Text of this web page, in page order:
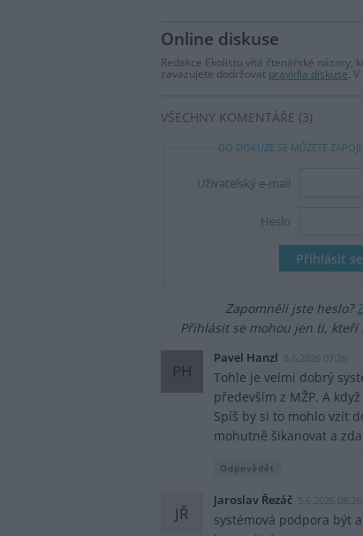
Online diskuse
Redakce Ekolistu vítá čtenářské názory,
zavazujete dodržovat pravidla diskuse.
VŠECHNY KOMENTÁŘE (3)
DO DISKUZE SE MŮŽETE
Uživatelský e-mail
Heslo
Zapomněli jste heslo?
Přihlásit se mohou jen ti, kteří
PH
Pavel Hanzl 5.6.2026 07:26
Tohle je velmi dobrý
především z MŽP. A
Spíš by si to mohlo vzít
mohutně šikanovat a
Odpovědět
JŘ
Jaroslav Řezáč 5.6.2026 08:26
systémová podpora být